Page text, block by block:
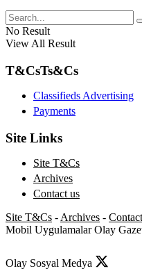
No Result
View All Result
T&CsTs&Cs
Classifieds Advertising
Payments
Site Links
Site T&Cs
Archives
Contact us
Site T&Cs - Archives -
Mobil Uygulamalar Olay
Olay Sosyal Medya